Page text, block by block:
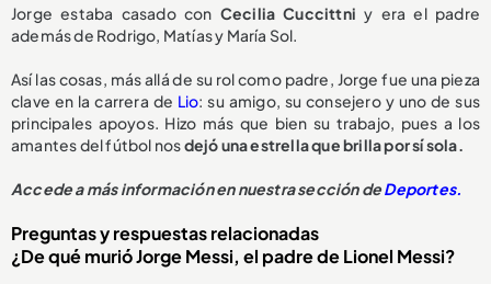
Jorge estaba casado con Cecilia Cuccittniy era el padre
además de Rodrigo, Matías y María Sol.
Así las cosas, más allá de su rol como padre, Jorge fue una pieza
clave en la carrera de Lio: su amigo, su consejero y uno de sus
principales apoyos. Hizo más que bien su trabajo, pues a los
amantes del fútbol nosdejó una estrella que brilla por sí sola.
Accede a más información en nuestra sección deDeportes.
Preguntas y respuestas relacionadas
¿De qué murió Jorge Messi, el padre de Lionel Messi?